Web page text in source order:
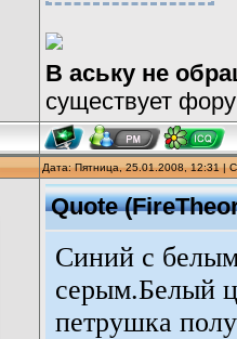
В аську не
существует
Дата: Пятница, 25.01.2008, 12:31 |
Quote(
Синий с
серым.Белый
петрушка